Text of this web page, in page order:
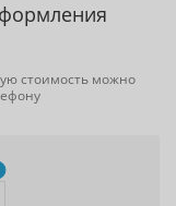
стоимость можно